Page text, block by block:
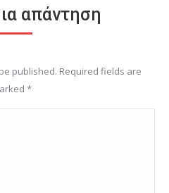
απάντηση
published. Required fields are
*